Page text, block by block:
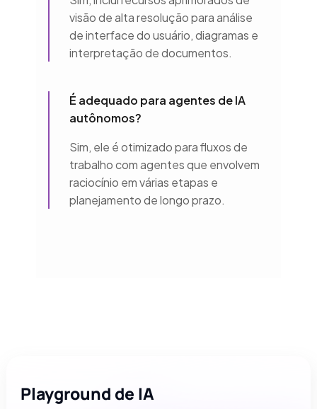
visão de alta resolução para análise
de interface do usuário, diagramas e
interpretação de documentos.
É adequado para agentes de IA
autônomos?
Sim, ele é otimizado para fluxos de
trabalho com agentes que envolvem
raciocínio em várias etapas e
planejamento de longo prazo.
Playground de IA